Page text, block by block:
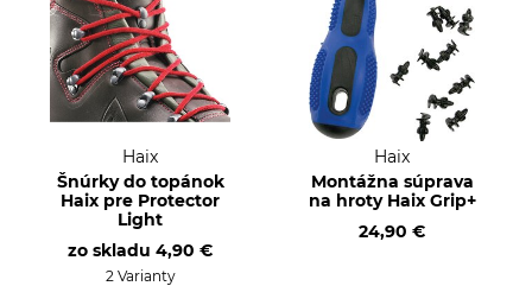
Haix
Šnúrky do topánok
Haix pre Protector
Light
zo skladu 4,90 €
2 Varianty
Haix
Montážna súprava
na hroty Haix Grip+
24,90 €